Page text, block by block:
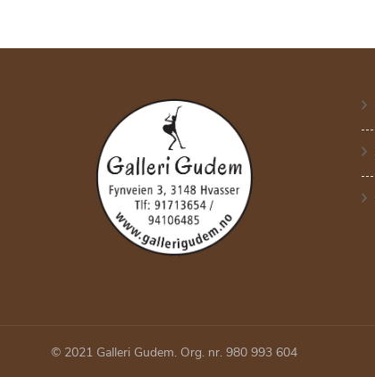
© 2021 Galleri Gudem. Org. nr. 980 993 604